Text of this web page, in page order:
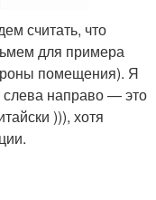
считать, что
для примера
помещения). Я
направо — это
))), хотя